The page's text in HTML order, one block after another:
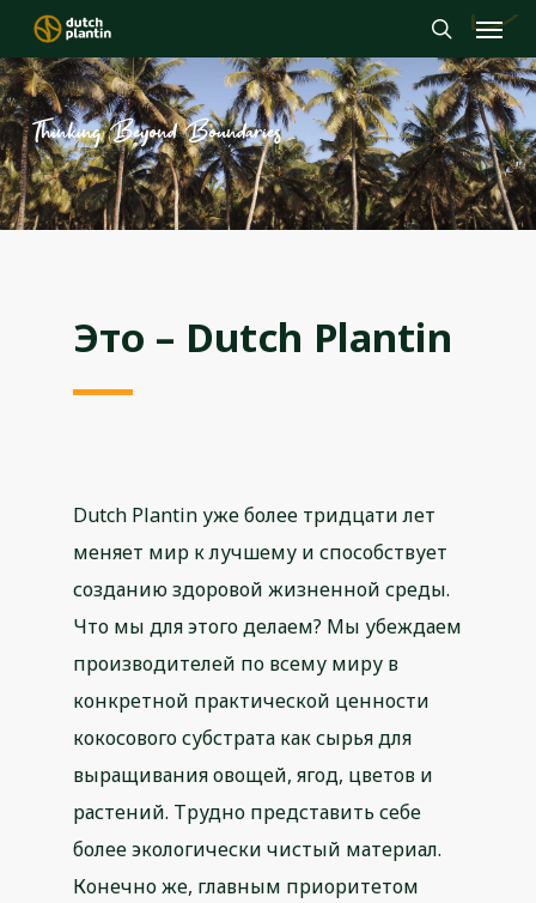
Skip
to
main
content
search
Menu
Thinking Beyond Boundaries
Это – Dutch Plantin
Dutch Plantin уже более тридцати лет
меняет мир к лучшему и способствует
созданию здоровой жизненной среды.
Что мы для этого делаем? Мы убеждаем
производителей по всему миру в
конкретной практической ценности
кокосового субстрата как сырья для
выращивания овощей, ягод, цветов и
растений. Трудно представить себе
более экологически чистый материал.
Конечно же, главным приоритетом